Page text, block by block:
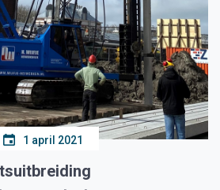
1 april 2021